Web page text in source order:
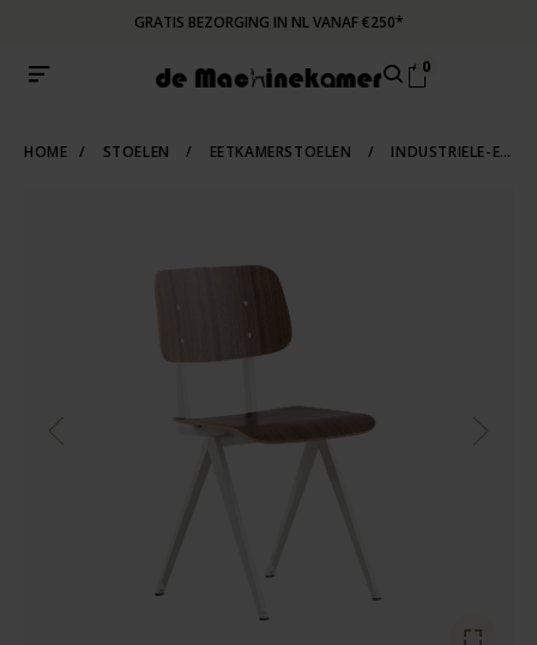
GRATIS BEZORGING IN NL VANAF €250*
0
HOME / STOELEN / EETKAMERSTOELEN / INDUSTRIELE-EETKAMERSTOELEN